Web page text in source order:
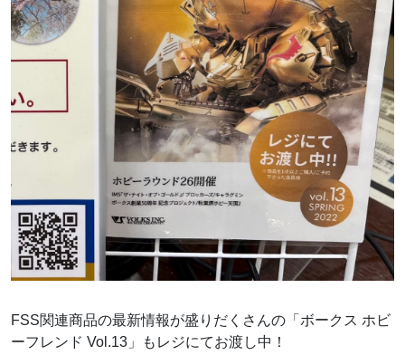
FSS関連商品の最新情報が盛りだくさんの「ボークス ホビ
ーフレンド Vol.13」もレジにてお渡し中！